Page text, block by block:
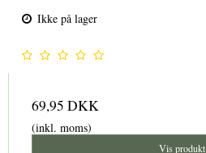
Ikke på lager
69,95 DKK
(inkl. moms)
Vis produkt